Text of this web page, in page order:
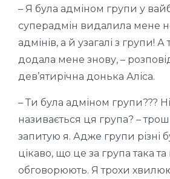
– Я була адміном групи у
суперадмін видалила мене
адмінів, а й узагалі з групи!
додала мене знову, –
дев’ятирічна донька Аліса.
– Ти була адміном групи???
називається ця група? –
запитую я. Адже групи різні
цікаво, що це за група така
обговорюють. Я трохи